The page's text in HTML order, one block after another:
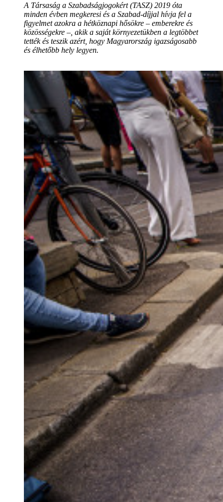
A Társaság a Szabadságjogokért (TASZ) 2019 óta
minden évben megkeresi és a Szabad-díjjal hívja fel a
figyelmet azokra a hétköznapi hősökre – emberekre és
közösségekre –, akik a saját környezetükben a legtöbbet
tették és teszik azért, hogy Magyarország igazságosabb
és élhetőbb hely legyen.